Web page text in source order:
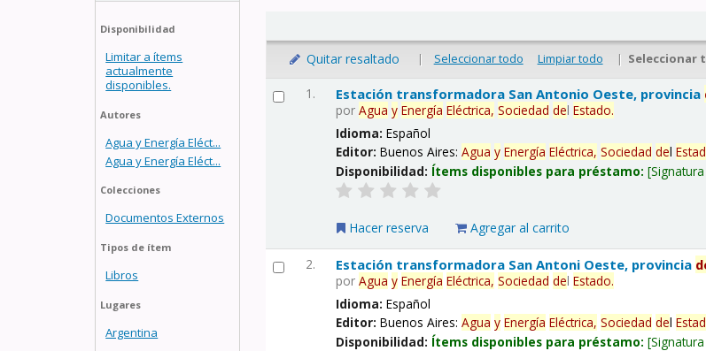
Disponibilidad
Limitar a ítems
actualmente
disponibles.
Autores
Agua y Energía Eléct...
Agua y Energía Eléct...
Colecciones
Documentos Externos
Tipos de ítem
Libros
Lugares
Argentina
Quitar resaltado | Seleccionar todo Limpiar todo | Seleccionar
1. Estación transformadora San Antonio Oeste, provincia
porAgua y Energía Eléctrica, Sociedad delEstado.
Idioma:Español
Editor:Buenos Aires:Agua y Energía Eléctrica, Sociedad del
Disponibilidad: Ítems disponibles para préstamo:
Hacer reserva Agregar al carrito
2. Estación transformadora San Antoni Oeste, provincia
porAgua y Energía Eléctrica, Sociedad delEstado.
Idioma:Español
Editor:Buenos Aires:Agua y Energía Eléctrica, Sociedad del
Disponibilidad: Ítems disponibles para préstamo: